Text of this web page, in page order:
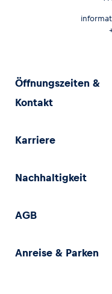
Öffnungszeiten &
Kontakt
Karriere
Nachhaltigkeit
AGB
Anreise & Parken